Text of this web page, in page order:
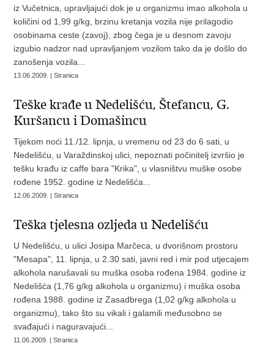
iz Vučetnica, upravljajući dok je u organizmu imao alkohola u
količini od 1,99 g/kg, brzinu kretanja vozila nije prilagodio
osobinama ceste (zavoj), zbog čega je u desnom zavoju
izgubio nadzor nad upravljanjem vozilom tako da je došlo do
zanošenja vozila...
13.06.2009. | Stranica
Teške krađe u Nedelišću, Štefancu, G.
Kuršancu i Domašincu
Tijekom noći 11./12. lipnja, u vremenu od 23 do 6 sati, u
Nedelišću, u Varaždinskoj ulici, nepoznati počinitelj izvršio je
tešku krađu iz caffe bara "Krika", u vlasništvu muške osobe
rođene 1952. godine iz Nedelišća...
12.06.2009. | Stranica
Teška tjelesna ozljeda u Nedelišću
U Nedelišću, u ulici Josipa Marčeca, u dvorišnom prostoru
"Mesapa", 11. lipnja, u 2.30 sati, javni red i mir pod utjecajem
alkohola narušavali su muška osoba rođena 1984. godine iz
Nedelišća (1,76 g/kg alkohola u organizmu) i muška osoba
rođena 1988. godine iz Zasadbrega (1,02 g/kg alkohola u
organizmu), tako što su vikali i galamili međusobno se
svađajući i naguravajući...
11.06.2009. | Stranica